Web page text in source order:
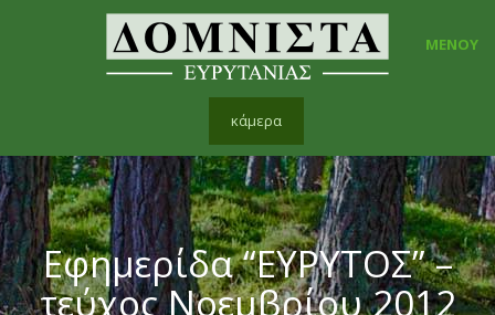
ΜΕΝΟΥ
κάμερα
Εφημερίδα “ΕΥΡΥΤΟΣ” –
τεύχος Νοεμβρίου 2012